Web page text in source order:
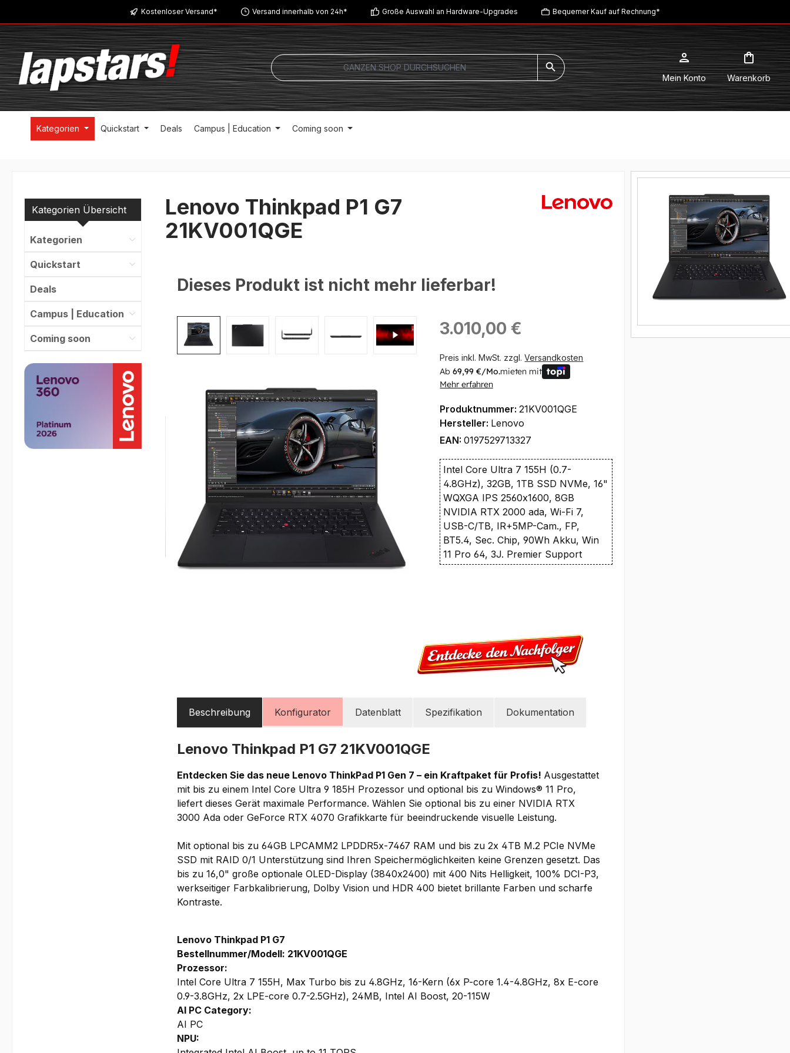
Zur Hauptnavigation springenKostenloser Versand* Versand innerhalb von 24h* Große Auswahl an Hardware-Upgrades Bequemer Kauf auf Rechnung*
Mein Konto Warenkorb
Kategorien Quickstart Deals Campus | Education Coming soon
Kategorien Übersicht
Kategorien
Quickstart
Deals
Campus | Education
Coming soon
Lenovo Thinkpad P1 G7
21KV001QGE
Dieses Produkt ist nicht mehr lieferbar!
Bildergalerie überspringen Regulärer Preis:
3.010,00 €
Preis inkl. MwSt. zzgl.Versandkosten
Ab69,99 €/Mo.mieten mit
Mehr erfahren
Produktnummer:21KV001QGE
Hersteller: Lenovo
EAN:0197529713327
Intel Core Ultra 7 155H (0.7-
4.8GHz), 32GB, 1TB SSD NVMe, 16"
WQXGA IPS 2560x1600, 8GB
NVIDIA RTX 2000 ada, Wi-Fi 7,
USB-C/TB, IR+5MP-Cam., FP,
BT5.4, Sec. Chip, 90Wh Akku, Win
11 Pro 64, 3J. Premier Support
Beschreibung Konfigurator Datenblatt Spezifikation Dokumentation
Lenovo Thinkpad P1 G7 21KV001QGE
Entdecken Sie das neue Lenovo ThinkPad P1 Gen 7 – ein Kraftpaket für Profis! Ausgestattet
mit bis zu einem Intel Core Ultra 9 185H Prozessor und optional bis zu Windows® 11 Pro,
liefert dieses Gerät maximale Performance. Wählen Sie optional bis zu einer NVIDIA RTX
3000 Ada oder GeForce RTX 4070 Grafikkarte für beeindruckende visuelle Leistung.
Mit optional bis zu 64GB LPCAMM2 LPDDR5x-7467 RAM und bis zu 2x 4TB M.2 PCIe NVMe
SSD mit RAID 0/1 Unterstützung sind Ihren Speichermöglichkeiten keine Grenzen gesetzt. Das
bis zu 16,0" große optionale OLED-Display (3840x2400) mit 400 Nits Helligkeit, 100% DCI-P3,
werkseitiger Farbkalibrierung, Dolby Vision und HDR 400 bietet brillante Farben und scharfe
Kontraste.
Lenovo Thinkpad P1 G7
Bestellnummer/Modell: 21KV001QGE
Prozessor:
Intel Core Ultra 7 155H, Max Turbo bis zu 4.8GHz, 16-Kern (6x P-core 1.4-4.8GHz, 8x E-core
0.9-3.8GHz, 2x LPE-core 0.7-2.5GHz), 24MB, Intel AI Boost, 20-115W
AI PC Category:
AI PC
NPU: